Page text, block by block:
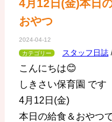
4月12日(金)本日
おやつ
2024-04-12
カテゴリー スタッフ日誌
こんにちは😊
しきさい保育園 です
4月12日(金)
本日の給食＆おやつ